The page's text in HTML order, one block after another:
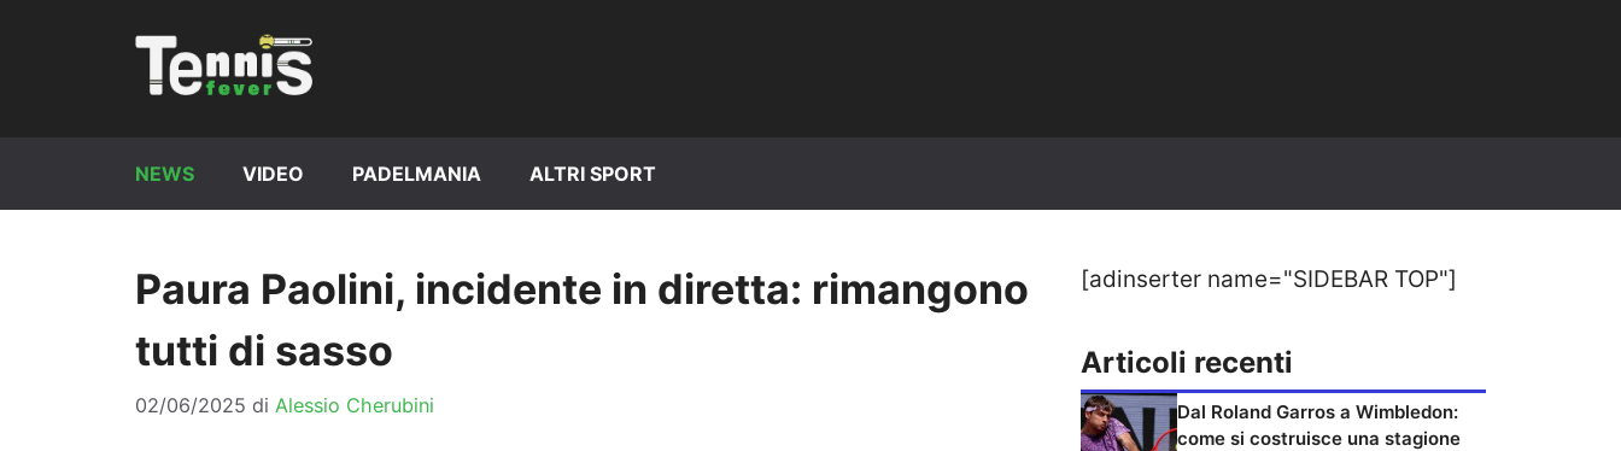
NEWS VIDEO PADELMANIA ALTRI SPORT
Paura Paolini, incidente in diretta: rimangono
tutti di sasso
02/06/2025 di Alessio Cherubini
[adinserter name="SIDEBAR TOP"]
Articoli recenti
Dal Roland Garros a Wimbledon:
come si costruisce una stagione